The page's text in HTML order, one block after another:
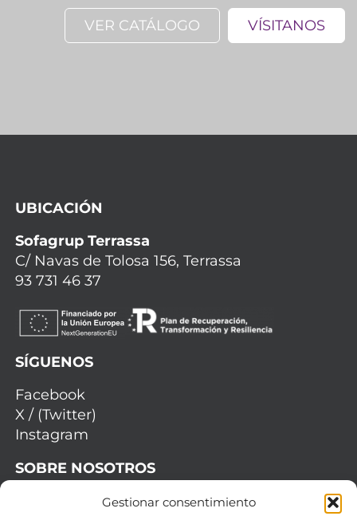
Gestionar consentimiento
VER CATÁLOGO VÍSITANOS
UBICACIÓN
Sofagrup Terrassa
C/ Navas de Tolosa 156, Terrassa
93 731 46 37
SÍGUENOS
Facebook
X / (Twitter)
Instagram
SOBRE NOSOTROS
Quiénes somos